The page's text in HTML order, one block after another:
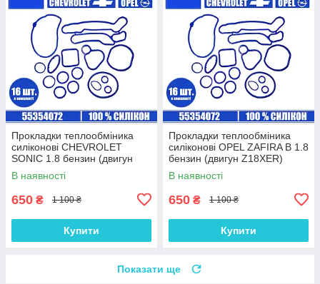
Прокладки теплообміника
силіконові CHEVROLET
SONIC 1.8 бензин (двигун
F18D4) комплект 16 шт.
В наявності
650 ₴ 1 100 ₴
Купити
Прокладки теплообміника
силіконові OPEL ZAFIRA B 1.8
бензин (двигун Z18XER)
комплект 16 шт.
В наявності
650 ₴ 1 100 ₴
Купити
Показати ще